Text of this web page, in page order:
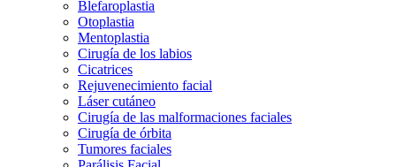
Blefaroplastia
Otoplastia
Mentoplastia
Cirugía de los labios
Cicatrices
Rejuvenecimiento facial
Láser cutáneo
Cirugía de las malformaciones faciales
Cirugía de órbita
Tumores faciales